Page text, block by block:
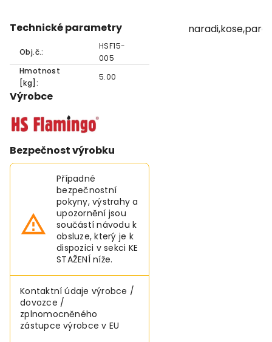
Technické parametry
Obj.č.:
HSF15-
005
Hmotnost
[kg]:
5.00
Výrobce
Bezpečnost výrobku
Případné
bezpečnostní
pokyny, výstrahy a
upozornění jsou
součástí návodu k
obsluze, který je k
dispozici v sekci KE
STAŽENÍ níže.
Kontaktní údaje výrobce /
dovozce /
zplnomocněného
zástupce výrobce v EU